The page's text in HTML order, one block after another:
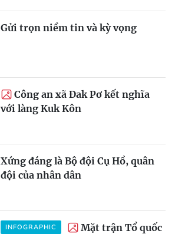
Gửi trọn niềm tin và kỳ vọng
Công an xã Đak Pơ kết nghĩa
với làng Kuk Kôn
Xứng đáng là Bộ đội Cụ Hồ, quân
đội của nhân dân
INFOGRAPHIC
Mặt trận Tổ quốc